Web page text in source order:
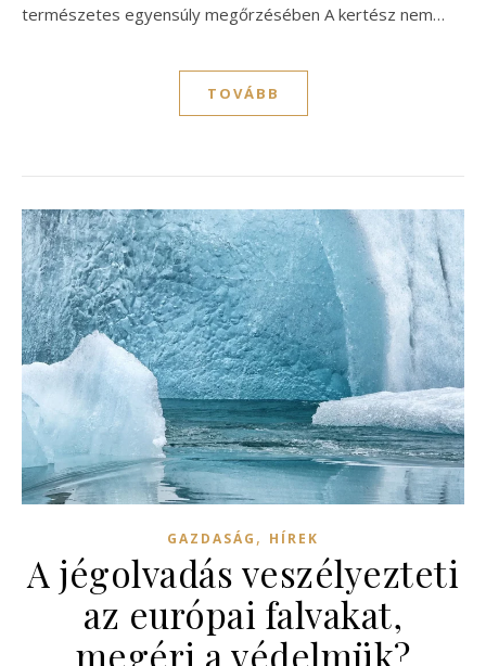
természetes egyensúly megőrzésében A kertész nem…
TOVÁBB
GAZDASÁG , HÍREK
A jégolvadás veszélyezteti
az európai falvakat,
megéri a védelmük?